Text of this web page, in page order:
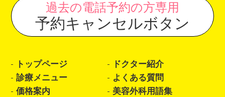
過去の電話予約の方専用
予約キャンセルボタン
トップページ
ドクター紹介
診療メニュー
よくある質問
価格案内
美容外科用語集